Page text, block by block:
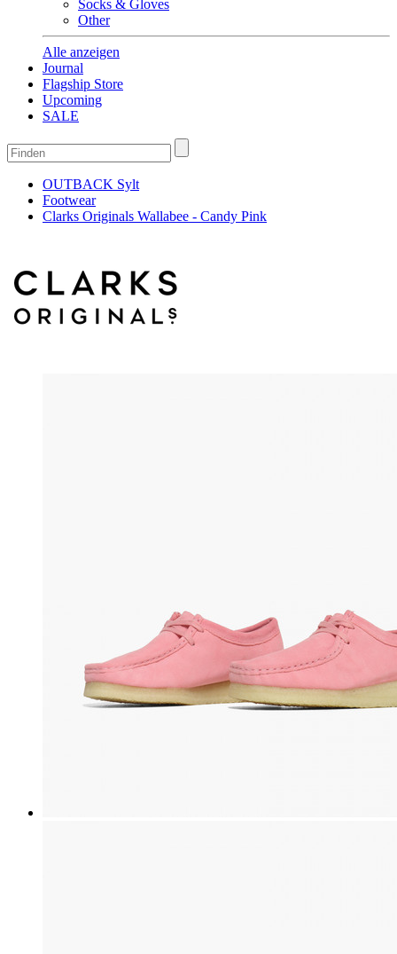
Socks & Gloves
Other
Alle anzeigen
Journal
Flagship Store
Upcoming
SALE
OUTBACK Sylt
Footwear
Clarks Originals Wallabee - Candy Pink